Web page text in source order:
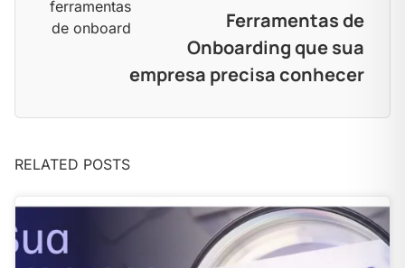
Ferramentas de
Onboarding que sua
empresa precisa conhecer
RELATED POSTS